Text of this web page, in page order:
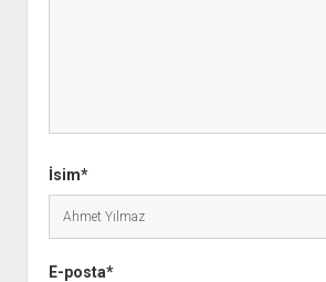
İsim*
E-posta*